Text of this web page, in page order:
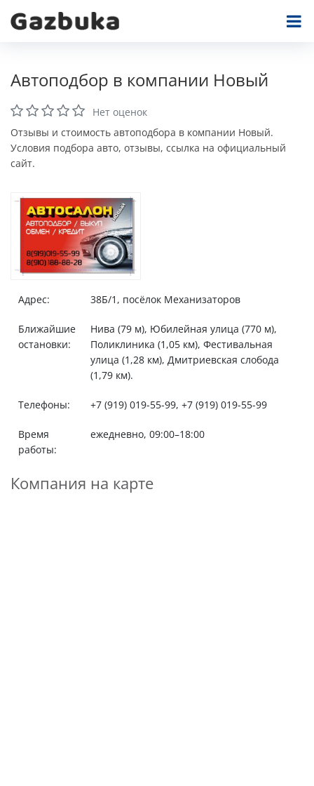
Автоподбор в компании Новый
Нет оценок
Отзывы и стоимость автоподбора в компании Новый.
Условия подбора авто, отзывы, ссылка на официальный
сайт.
Адрес: 38Б/1, посёлок Механизаторов
Ближайшие
остановки:
Нива (79 м), Юбилейная улица (770 м),
Поликлиника (1,05 км), Фестивальная
улица (1,28 км), Дмитриевская слобода
(1,79 км).
Телефоны: +7 (919) 019-55-99, +7 (919) 019-55-99
Время
работы:
ежедневно, 09:00–18:00
Компания на карте